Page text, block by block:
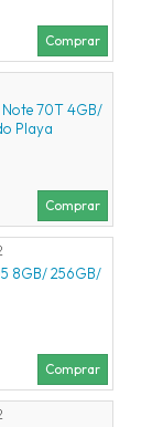
Comprar
70T 4GB/
Playa
Comprar
8GB/ 256GB/
Comprar